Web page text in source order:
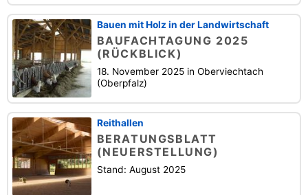
Bauen mit Holz in der Landwirtschaft
BAUFACHTAGUNG 2025
(RÜCKBLICK)
18. November 2025 in Oberviechtach
(Oberpfalz)
Reithallen
BERATUNGSBLATT
(NEUERSTELLUNG)
Stand: August 2025